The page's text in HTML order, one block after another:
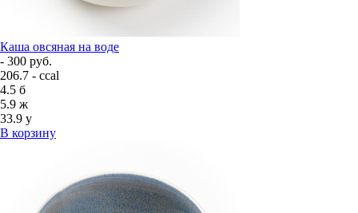
Каша овсяная на воде
- 300 руб.
206.7 - ccal
4.5 б
5.9 ж
33.9 у
В корзину